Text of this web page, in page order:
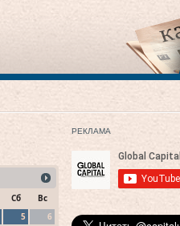
Сб
Вс
5
6
РЕКЛАМА